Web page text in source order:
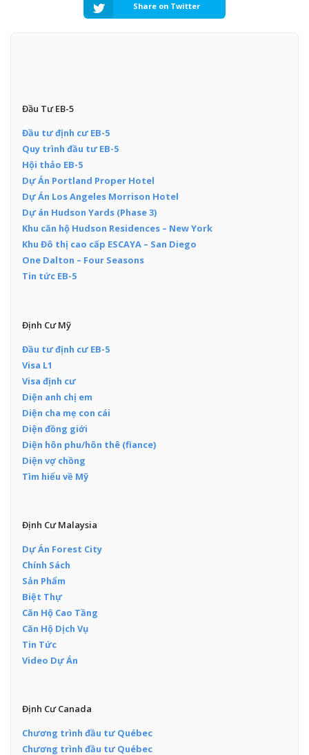
Share on Twitter
Đầu Tư EB-5
Đầu tư định cư EB-5
Quy trình đầu tư EB-5
Hội thảo EB-5
Dự Án Portland Proper Hotel
Dự Án Los Angeles Morrison Hotel
Dự án Hudson Yards (Phase 3)
Khu căn hộ Hudson Residences – New York
Khu Đô thị cao cấp ESCAYA – San Diego
One Dalton – Four Seasons
Tin tức EB-5
Định Cư Mỹ
Đầu tư định cư EB-5
Visa L1
Visa định cư
Diện anh chị em
Diện cha mẹ con cái
Diện đồng giới
Diện hôn phu/hôn thê (fiance)
Diện vợ chồng
Tìm hiểu về Mỹ
Định Cư Malaysia
Dự Án Forest City
Chính Sách
Sản Phẩm
Biệt Thự
Căn Hộ Cao Tầng
Căn Hộ Dịch Vụ
Tin Tức
Video Dự Án
Định Cư Canada
Chương trình đầu tư Québec
Chương trình đầu tư Québec